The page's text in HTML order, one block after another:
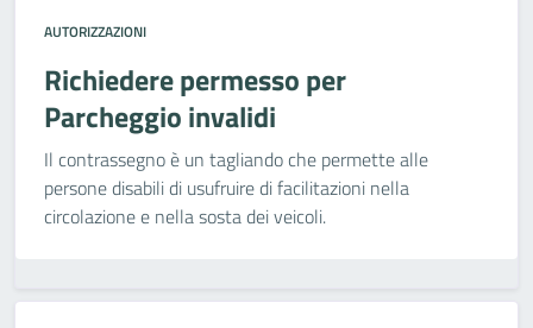
AUTORIZZAZIONI
Richiedere permesso per
Parcheggio invalidi
Il contrassegno è un tagliando che permette alle
persone disabili di usufruire di facilitazioni nella
circolazione e nella sosta dei veicoli.